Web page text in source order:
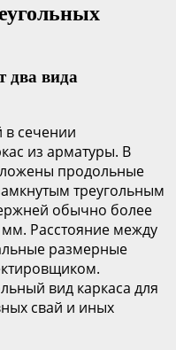
два вида
в сечении
из арматуры. В
продольные
треугольным
обычно более
Расстояние между
размерные
вид каркаса для
свай и иных